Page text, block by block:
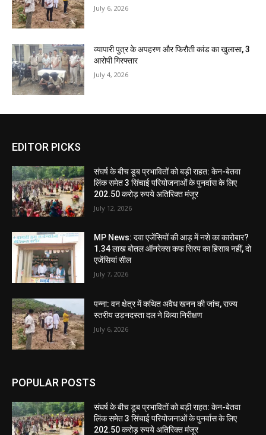
July 6, 2026
व्यापारी पुत्र के अपहरण और फिरौती कांड का खुलासा, 3
आरोपी गिरफ्तार
July 4, 2026
EDITOR PICKS
संघर्ष के बीच डूब प्रभावितों को बड़ी राहत: केन-बेतवा
लिंक समेत 3 सिंचाई परियोजनाओं के पुनर्वास के लिए
202.50 करोड़ रुपये अतिरिक्त मंजूर
July 12, 2026
MP News: दवा एजेंसियों की आड़ में नशे का कारोबार?
1.34 लाख बोतल ऑनरेक्स कफ सिरप का हिसाब नहीं, दो
एजेंसियां सील
July 7, 2026
पन्ना: वन क्षेत्र में कथित अवैध खनन की जांच, राज्य
स्तरीय उड़नदस्ता दल ने किया निरीक्षण
July 6, 2026
POPULAR POSTS
संघर्ष के बीच डूब प्रभावितों को बड़ी राहत: केन-बेतवा
लिंक समेत 3 सिंचाई परियोजनाओं के पुनर्वास के लिए
202.50 करोड़ रुपये अतिरिक्त मंजूर